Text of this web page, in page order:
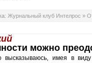
Журнальный клуб Интелрос »
можно
высказываюсь, имея в